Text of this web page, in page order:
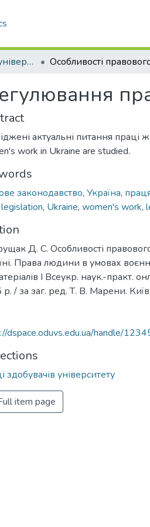
Праці здобувачів університету
актуальні питання праці
work in Ukraine are studied.
законодавство, Україна,
, Ukraine, women's work,
Д. С. Особливості
Права людини в умовах
І Всеукр. наук.-практ.
р. / за заг. ред. Т. В. Марени.
dspace.oduvs.edu.ua/handle/
здобувачів університету
item page